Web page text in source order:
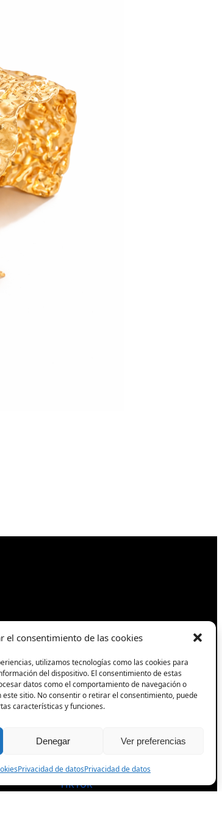
el consentimiento de las cookies
utilizamos tecnologías como las cookies para
del dispositivo. El consentimiento de estas
datos como el comportamiento de navegación o
este sitio. No consentir o retirar el consentimiento, puede
características y funciones.
Denegar Ver preferencias
Privacidad de datosPrivacidad de datos
Síguenos
Facebook
Instagram
TikTok